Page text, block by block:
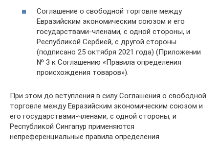
Соглашение о свободной торговле между
Евразийским экономическим союзом и его
государствами-членами, с одной стороны, и
Республикой Сербией, с другой стороны
(подписано 25 октября 2021 года) (Приложении
№ 3 к Соглашению «Правила определения
происхождения товаров»).
При этом до вступления в силу Соглашения о свободной
торговле между Евразийским экономическим союзом и
его государствами-членами, с одной стороны, и
Республикой Сингапур применяются
непреференциальные правила определения